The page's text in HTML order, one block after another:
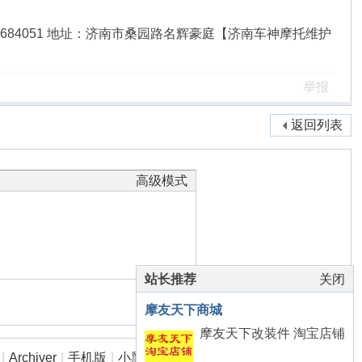
地址：济南市桑园路名辉豪庭【济南车神摩托维护
举报
返回列表
高级模式
本版积分规则
关闭
站长推荐
摩友天下商城
摩友天下改装件 淘宝店铺
Archiver 手机版 小黑屋 | 摩友天下 摩托车ABS防抱死